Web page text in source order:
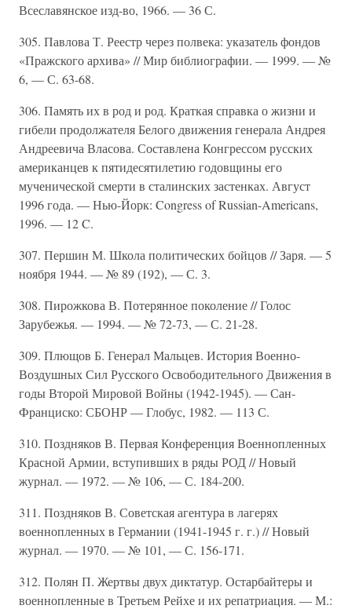
Всеславянское изд-во, 1966. — 36 С.
305. Павлова Т. Реестр через полвека: указатель фондов
«Пражского архива» // Мир библиографии. — 1999. — №
6, — С. 63-68.
306. Память их в род и род. Краткая справка о жизни и
гибели продолжателя Белого движения генерала Андрея
Андреевича Власова. Составлена Конгрессом русских
американцев к пятидесятилетию годовщины его
мученической смерти в сталинских застенках. Август
1996 года. — Нью-Йорк: Congress of Russian-Americans,
1996. — 12 C.
307. Першин М. Школа политических бойцов // Заря. — 5
ноября 1944. — № 89 (192), — С. 3.
308. Пирожкова В. Потерянное поколение // Голос
Зарубежья. — 1994. — № 72-73, — С. 21-28.
309. Плющов Б. Генерал Мальцев. История Военно-
Воздушных Сил Русского Освободительного Движения в
годы Второй Мировой Войны (1942-1945). — Сан-
Франциско: СБОНР — Глобус, 1982. — 113 С.
310. Поздняков В. Первая Конференция Военнопленных
Красной Армии, вступивших в ряды РОД // Новый
журнал. — 1972. — № 106, — С. 184-200.
311. Поздняков В. Советская агентура в лагерях
военнопленных в Германии (1941-1945 г. г.) // Новый
журнал. — 1970. — № 101, — С. 156-171.
312. Полян П. Жертвы двух диктатур. Остарбайтеры и
военнопленные в Третьем Рейхе и их репатриация. — М.: